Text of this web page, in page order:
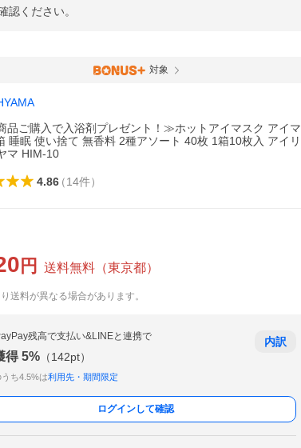
ください。
対象
品ご購入で入浴剤プレゼント！≫ホットアイマスク アイマ
睡眠 使い捨て 無香料 2種アソート 40枚 1箱10枚入 アイリ
マ HIM-10
4.86（14件）
円 送料無料 （東京都）
送料が異なる場合があります。
残高で支払い&LINEと連携で
得 5% （142pt）
ち4.5%は利用先・期間限定
内訳
ログインして確認